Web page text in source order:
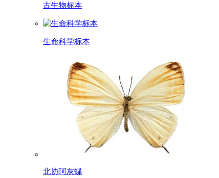
古生物标本
生命科学标本
北协珂灰蝶